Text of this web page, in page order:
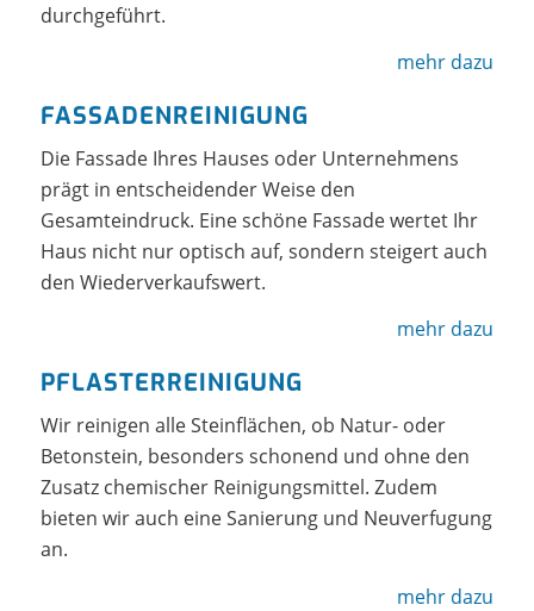
durchgeführt.
mehr dazu
FASSADENREINIGUNG
Die Fassade Ihres Hauses oder Unternehmens
prägt in entscheidender Weise den
Gesamteindruck. Eine schöne Fassade wertet Ihr
Haus nicht nur optisch auf, sondern steigert auch
den Wiederverkaufswert.
mehr dazu
PFLASTERREINIGUNG
Wir reinigen alle Steinflächen, ob Natur- oder
Betonstein, besonders schonend und ohne den
Zusatz chemischer Reinigungsmittel. Zudem
bieten wir auch eine Sanierung und Neuverfugung
an.
mehr dazu